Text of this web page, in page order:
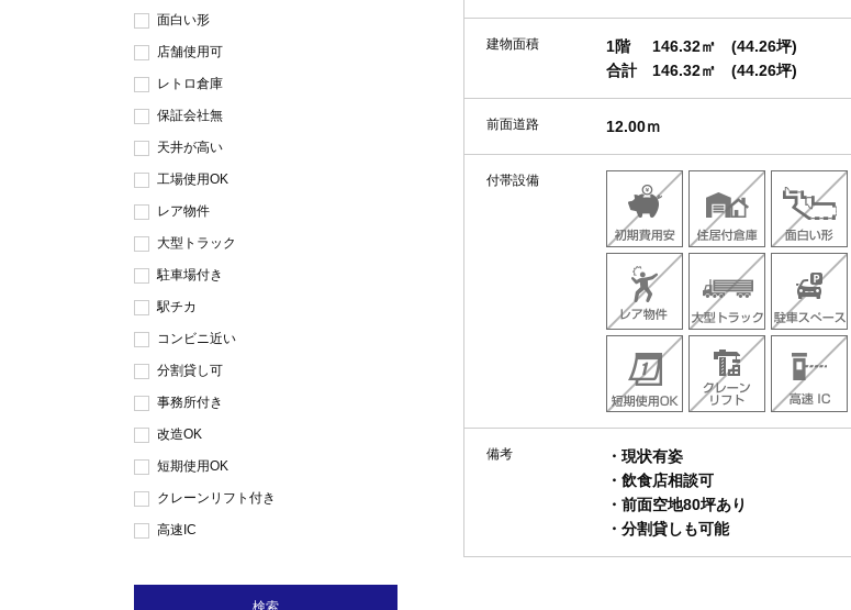
建物面積 1階 146.32㎡
(44.26坪)
合計
146.32㎡ (44.26坪)
前面道路 12.00ｍ
付帯設備
備考
・現状有姿
・飲食店相談可
・前面空地80坪あり
・分割貸しも可能
面白い形
店舗使用可
レトロ倉庫
保証会社無
天井が高い
工場使用OK
レア物件
大型トラック
駐車場付き
駅チカ
コンビニ近い
分割貸し可
事務所付き
改造OK
短期使用OK
クレーンリフト付き
高速IC
検索